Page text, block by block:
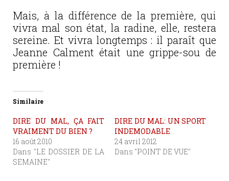
Mais, à la différence de la première, qui
vivra mal son état, la radine, elle, restera
sereine. Et vivra longtemps : il paraît que
Jeanne Calment était une grippe-sou de
première !
Similaire
DIRE DU MAL, ÇA FAIT
VRAIMENT DU BIEN ?
16 août 2010
Dans "LE DOSSIER DE LA
SEMAINE"
DIRE DU MAL: UN SPORT
INDEMODABLE
24 avril 2012
Dans "POINT DE VUE"